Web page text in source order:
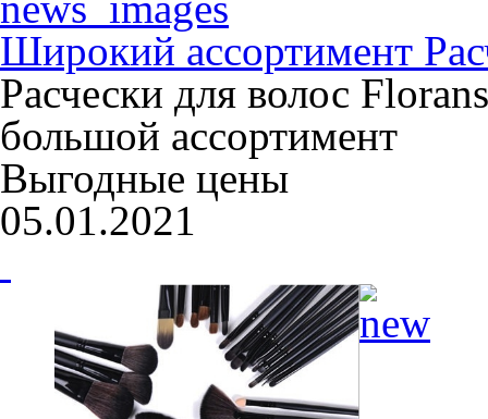
Широкий ассортимент
Расчески для волос Florans
большой ассортимент
Выгодные цены
05.01.2021